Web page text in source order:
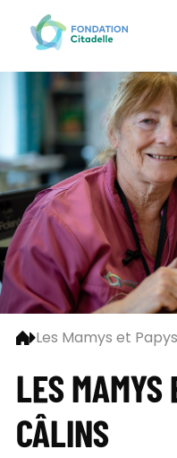
Les Mamys et
LES MAMYS
CÂLINS